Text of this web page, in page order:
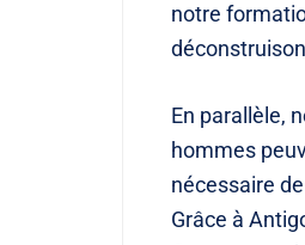
notre
En parallèle,
hommes
nécessaire
Grâce à